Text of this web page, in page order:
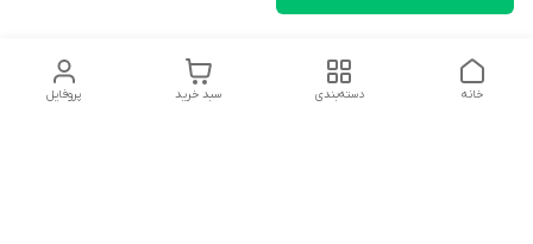
پروفایل سبد خرید دسته‌بندی خانه